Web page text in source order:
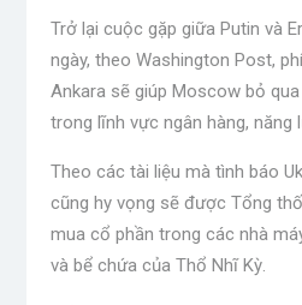
Trở lại cuộc gặp giữa Putin và
ngày, theo Washington Post,
Ankara sẽ giúp Moscow bỏ
trong lĩnh vực ngân hàng, năng
Theo các tài liệu mà tình báo
cũng hy vọng sẽ được Tổng
mua cổ phần trong các nhà
và bể chứa của Thổ Nhĩ Kỳ.